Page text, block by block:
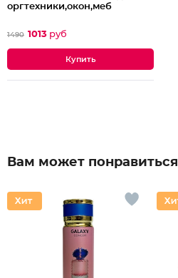
оргтехники,окон,меб
1490 1013 руб
Вам может понравиться